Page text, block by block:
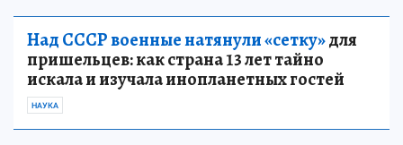
Над СССР военные натянули «сетку»для
пришельцев: как страна 13 лет тайно
искала и изучала инопланетных гостей
НАУКА